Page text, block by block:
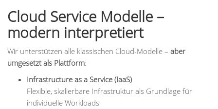
Cloud Service Modelle –
modern interpretiert
Wir unterstützen alle klassischen Cloud-Modelle – aber
umgesetzt als Plattform:
Infrastructure as a Service (IaaS)
Flexible, skalierbare Infrastruktur als Grundlage für
individuelle Workloads